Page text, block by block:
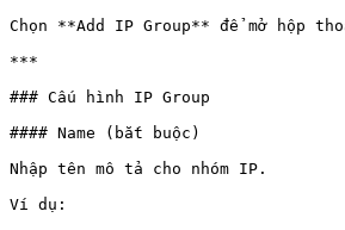
Chọn **Add IP Group** để mở hộp
***
### Cấu hình IP Group
#### Name (bắt buộc)
Nhập tên mô tả cho nhóm IP.
Ví dụ: